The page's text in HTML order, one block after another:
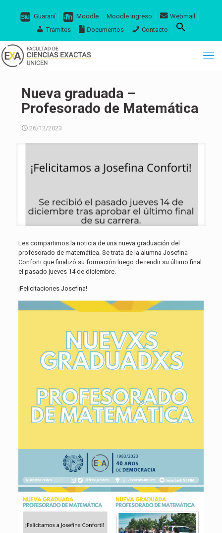
Guaraní Moodle Moodle Ingreso
Webmail
Trámites
Documentos Contacto
Nueva graduada –
Profesorado de Matemática
26/12/2023
Les compartimos la noticia de una nueva graduación del
profesorado de matemática. Se trata de la alumna Josefina
Conforti que finalizó su formación luego de rendir su último final
el pasado jueves 14 de diciembre.
¡Felicitaciones Josefina!